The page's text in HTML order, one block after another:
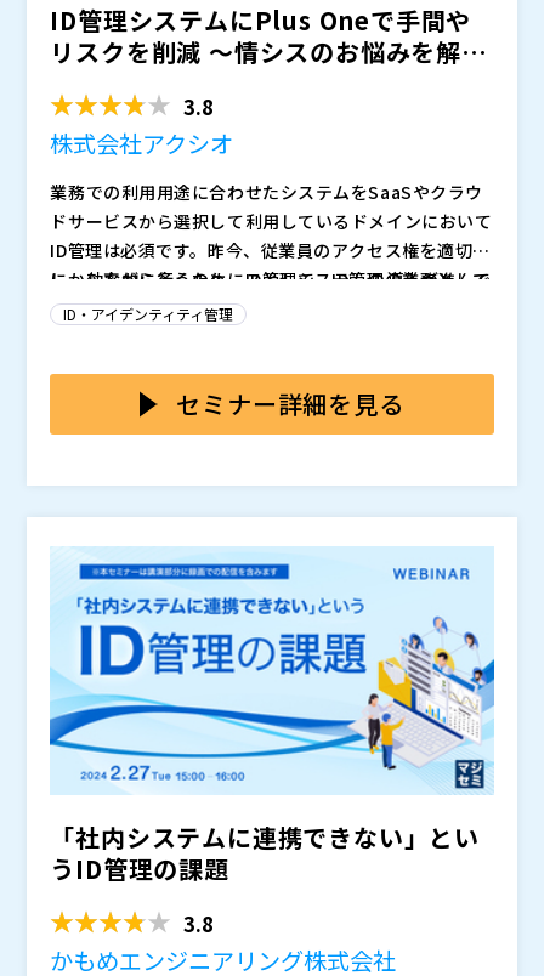
株式会社オープンソース活用研究所（） マジセミ株式
会社（ ） ※共催、協賛、協力、講演企業は将来的に追
ID管理システムにPlus Oneで手間や
リスクを削減 ～情シスのお悩みを解決
3.8
株式会社アクシオ
業務での利用用途に合わせたシステムをSaaSやクラウ
ドサービスから選択して利用しているドメインにおいて
ID管理は必須です。昨今、従業員のアクセス権を適切
に、効率的に行うためにID管理システムの導入が進んで
います。
しかしながら多くのケースとして、ID管理の業務として
は悩みが残り続けます。一例としては、 ・登録情報の
織変更や異動に伴う作業 など、一般的なID管理システ
ムでカバーできない部分においては手作業やEXCEL運用
といった課題が存在します。また、それらは作業ミスの
原因となるため、セキュリティや内部統制上のリスクも
あります。
タベースサービス「DALIAS」（ダリアス）をご紹介し
ます。「DALIAS」は、よりスマートなID管理を可能に
は、デモやユースケースをご紹介しながら解説いたしま
す。情報システムご担当の方で「ID管理システムを導入
したけど運用が楽にならない」「今の管理方法に課題感
やリスクを感じている」といった方はぜひご参加くださ
い。
にお悩みの情シスの方 ・ID管理システムを導入してい
ても、システム利用権限の管理や運用面に課題感を抱え
ている方
株式会社アクシオ（）
株式会社オープンソース活用研究所（
） マジセミ株式
会社（）
ID・アイデンティティ管理
セミナー詳細を見る
「社内システムに連携できない」とい
うID管理の課題
3.8
かもめエンジニアリング株式会社